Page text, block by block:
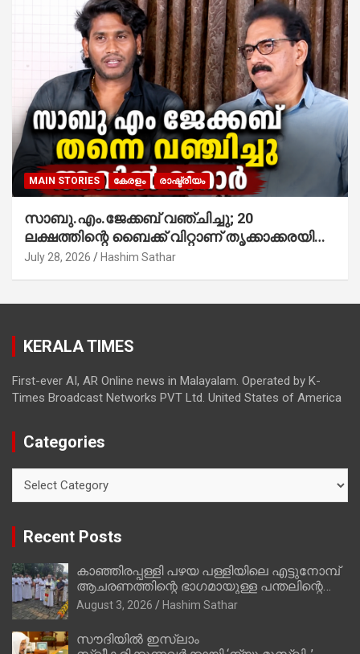
MAIN STORIES കേരളം രാഷ്ട്രീയം
സാബു.എം.ജേക്കബ് വഞ്ചിച്ചു; 20
ലക്ഷത്തിന്റെ ബൈക്ക് വിറ്റാണ് തൃക്കാക്കരയില്‍
മത്സരിച്ചത്! പ്രചാരണത്തിന് രണ്ടേ രണ്ടുപേര്‍
അഖില്‍ മാരാര്‍ ട്വന്റി 20 വിട്ടു
July 28, 2026 Hashim Sathar
KERALA TIMES
First-ever AI, AR Online news in Malayalam. Operated by K-
Times Broadcast Networks PVT Ltd. United States of America
Categories
Recent Posts
കാഞ്ഞിരപ്പള്ളി പഴയ പള്ളിയിലെ എട്ടുനോമ്പ്
ആചരണത്തിന്റെ ഭാഗമായുള്ള പന്തലിന്റെ
കാൽനാട്ട് കർമ്മം ആർച്ച് പ്രീസ്റ്റ് വെരി.
റവ.ഫാ. കുര്യൻ താമരശ്ശേരി നിർവഹിക്കുന്നു.
August 3, 2026 Hashim Sathar
സൗദിയില്‍ ഇസ്‌ലാം